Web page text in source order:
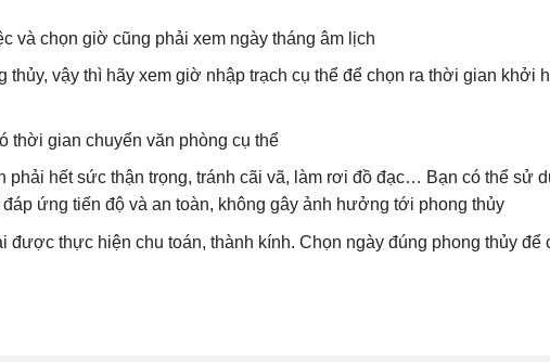
và chọn giờ cũng phải xem ngày tháng âm lịch
thủy, vậy thì hãy xem giờ nhập trạch cụ thể để chọn ra thời gian khởi
thời gian chuyển văn phòng cụ thể
phải hết sức thận trọng, tránh cãi vã, làm rơi đồ đạc… Bạn có thể sử
ứng tiến độ và an toàn, không gây ảnh hưởng tới phong thủy
được thực hiện chu toán, thành kính. Chọn ngày đúng phong thủy để